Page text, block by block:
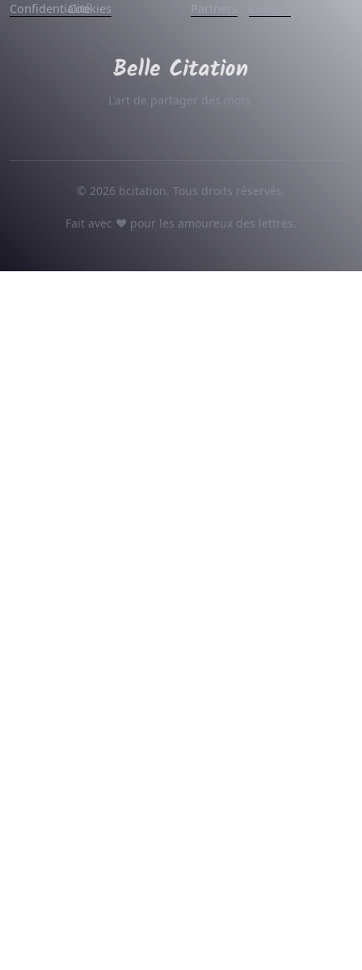
ConfidentialitéCookies Partners
L'art de partager des mots.
© 2026 bcitation. Tous droits réservés.
Fait avec ♥ pour les amoureux des lettres.